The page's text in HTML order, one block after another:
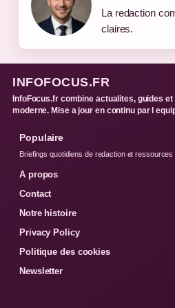
La redaction
claires.
INFOFOCUS.FR
InfoFocus.fr combine actualites, guides
moderne. Mise a jour en continu par l
Populaire
Briefings quotidiens de redaction et
A propos
Contact
Notre histoire
Privacy Policy
Politique des cookies
Newsletter